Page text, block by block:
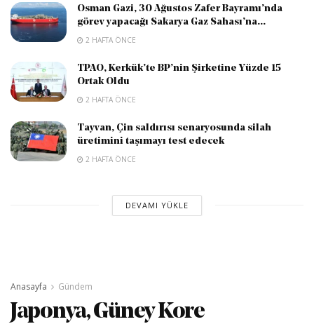
Osman Gazi, 30 Ağustos Zafer Bayramı’nda
görev yapacağı Sakarya Gaz Sahası’na...
2 HAFTA ÖNCE
TPAO, Kerkük’te BP’nin Şirketine Yüzde 15
Ortak Oldu
2 HAFTA ÖNCE
Tayvan, Çin saldırısı senaryosunda silah
üretimini taşımayı test edecek
2 HAFTA ÖNCE
DEVAMI YÜKLE
Anasayfa Gündem
Japonya, Güney Kore